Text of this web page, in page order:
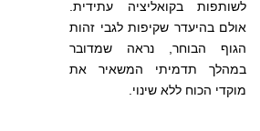
לשותפות בקואליציה עתידית.
אולם בהיעדר שקיפות לגבי זהות
הגוף הבוחר, נראה שמדובר
במהלך תדמיתי המשאיר את
מוקדי הכוח ללא שינוי.